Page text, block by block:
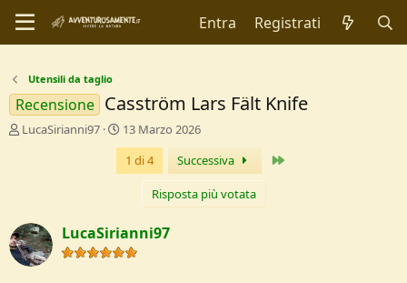
Entra Registrati
Utensili da taglio
Recensione Casström Lars Fält Knife
C
r
e
D
LucaSirianni97
D
a
a
I
n
i
13 Marzo 2026
1 di 4
Successiva
Risposta più votata
LucaSirianni97